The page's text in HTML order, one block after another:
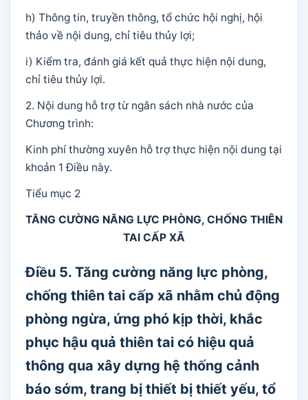
h) Thông tin, truyền thông, tổ chức hội nghị, hội
thảo về nội dung, chỉ tiêu thủy lợi;
i) Kiểm tra, đánh giá kết quả thực hiện nội dung,
chỉ tiêu thủy lợi.
2. Nội dung hỗ trợ từ ngân sách nhà nước của
Chương trình:
Kinh phí thường xuyên hỗ trợ thực hiện nội dung tại
khoản 1 Điều này.
Tiểu mục 2
TĂNG CƯỜNG NĂNG LỰC PHÒNG, CHỐNG THIÊN
TAI CẤP XÃ
Điều 5. Tăng cường năng lực phòng,
chống thiên tai cấp xã nhằm chủ động
phòng ngừa, ứng phó kịp thời, khắc
phục hậu quả thiên tai có hiệu quả
thông qua xây dựng hệ thống cảnh
báo sớm, trang bị thiết bị thiết yếu, tổ